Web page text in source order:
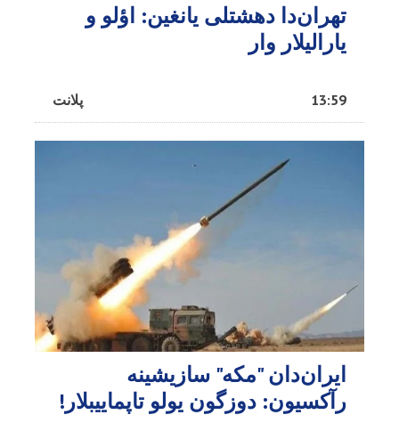
تهران‌دا دهشتلی یانغین: اؤلو و
یارالیلار وار
پلانت 13:59
ایران‌دان "مکه" سازیشینه
رآکسیون: دوزگون یولو تاپماییبلار!